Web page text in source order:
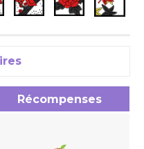
Récompenses